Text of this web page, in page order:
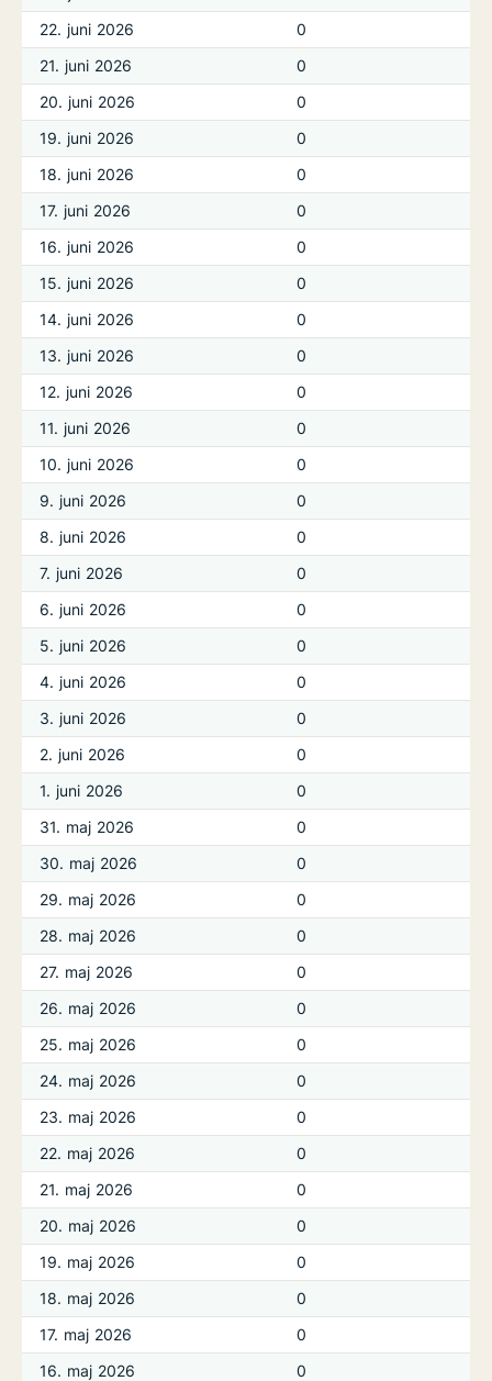
22. juni 2026
0
21. juni 2026
0
20. juni 2026
0
19. juni 2026
0
18. juni 2026
0
17. juni 2026
0
16. juni 2026
0
15. juni 2026
0
14. juni 2026
0
13. juni 2026
0
12. juni 2026
0
11. juni 2026
0
10. juni 2026
0
9. juni 2026
0
8. juni 2026
0
7. juni 2026
0
6. juni 2026
0
5. juni 2026
0
4. juni 2026
0
3. juni 2026
0
2. juni 2026
0
1. juni 2026
0
31. maj 2026
0
30. maj 2026
0
29. maj 2026
0
28. maj 2026
0
27. maj 2026
0
26. maj 2026
0
25. maj 2026
0
24. maj 2026
0
23. maj 2026
0
22. maj 2026
0
21. maj 2026
0
20. maj 2026
0
19. maj 2026
0
18. maj 2026
0
17. maj 2026
0
16. maj 2026
0